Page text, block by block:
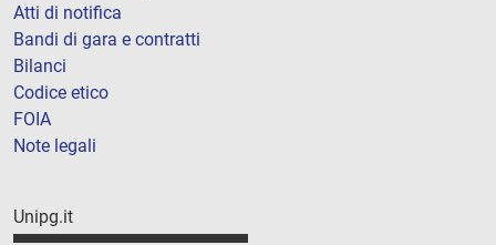
Atti di notifica
Bandi di gara e contratti
Bilanci
Codice etico
FOIA
Note legali
Unipg.it